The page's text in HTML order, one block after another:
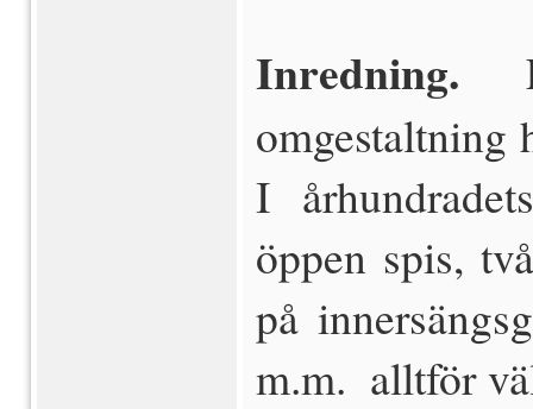
Inredning.
omgestaltning
I
öppen spis,
på
m.m.  alltför